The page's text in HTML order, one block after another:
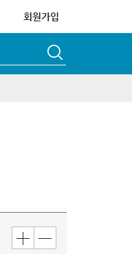
회원가입